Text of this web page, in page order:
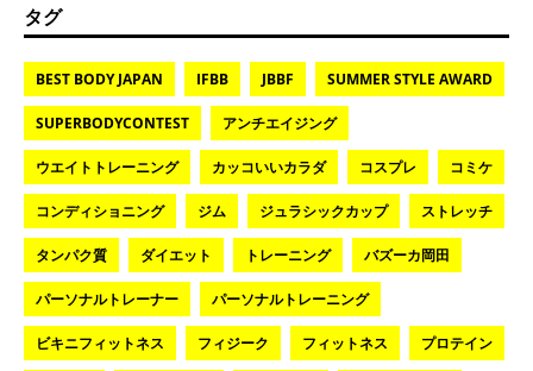
タグ
BEST BODY JAPAN IFBB JBBF SUMMER STYLE AWARD
SUPERBODYCONTEST アンチエイジング
ウエイトトレーニング カッコいいカラダ コスプレ コミケ
コンディショニング ジム ジュラシックカップ ストレッチ
タンパク質 ダイエット トレーニング バズーカ岡田
パーソナルトレーナー パーソナルトレーニング
ビキニフィットネス フィジーク フィットネス プロテイン